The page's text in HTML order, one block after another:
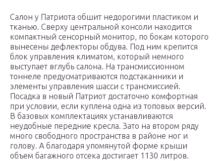
Салон у Патриота обшит недорогими пластиком и
тканью. Сверху центральной консоли находится
компактный сенсорный монитор, по бокам которого
вынесены дефлекторы обдува. Под ним крепится
блок управления климатом, который немного
выступает вглубь салона. На трансмиссионном
тоннеле предусматриваются подстаканники и
элементы управления шасси с трансмиссией.
Посадка в новый Патриот достаточно комфортная
при условии, если куплена одна из топовых версий.
В базовых комплектациях устанавливаются
неудобные передние кресла. Зато на втором ряду
много свободного пространства в районе ног и
голову. А благодаря упомянутой форме крыши
объем багажного отсека достигает 1130 литров.